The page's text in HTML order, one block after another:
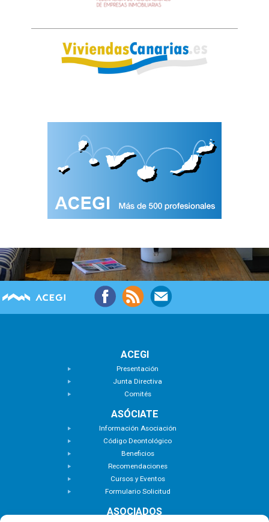
ACEGI
Presentación
Junta Directiva
Comités
ASÓCIATE
Información Asociación
Código Deontológico
Beneficios
Recomendaciones
Cursos y Eventos
Formulario Solicitud
ASOCIADOS